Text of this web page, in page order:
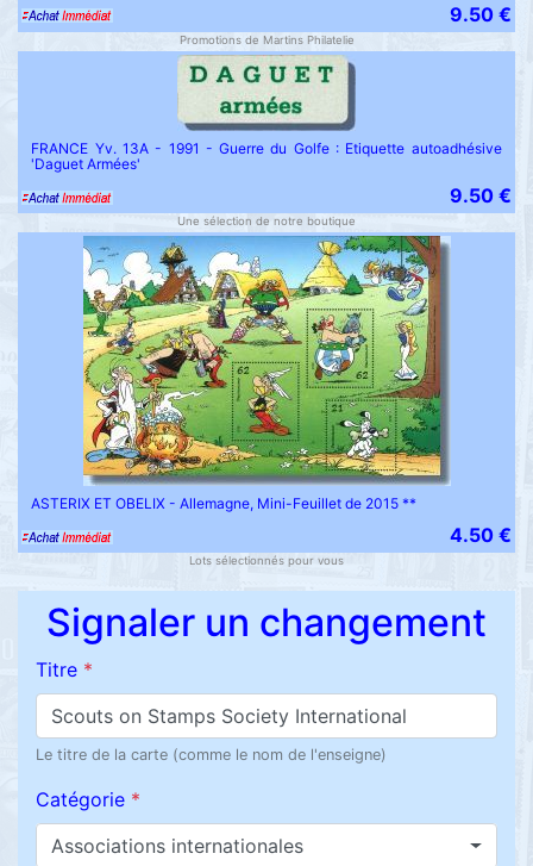
9.50 €
Promotions de Martins Philatelie
FRANCE Yv. 13A - 1991 - Guerre du Golfe : Etiquette autoadhésive
'Daguet Armées'
9.50 €
Une sélection de notre boutique
ASTERIX ET OBELIX - Allemagne, Mini-Feuillet de 2015 **
4.50 €
Lots sélectionnés pour vous
Signaler un changement
Titre *
Le titre de la carte (comme le nom de l'enseigne)
Catégorie *
Associations internationales